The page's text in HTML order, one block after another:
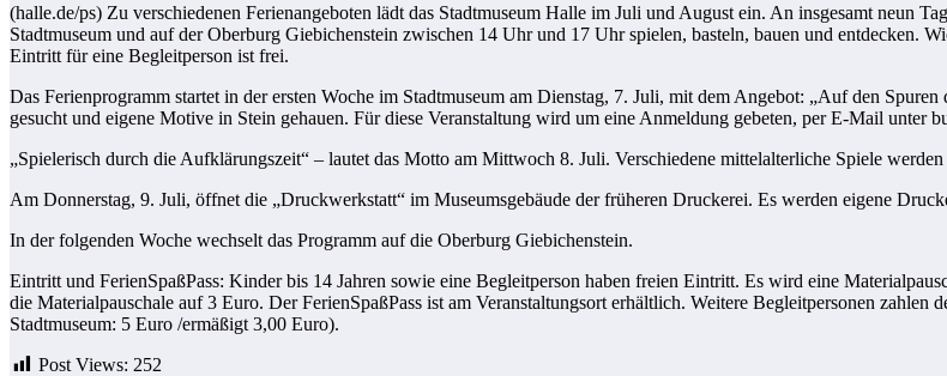
(halle.de/ps) Zu verschiedenen Ferienangeboten lädt das Stadtmuseum Halle im Juli und August ein. An insgesamt neun
Stadtmuseum und auf der Oberburg Giebichenstein zwischen 14 Uhr und 17 Uhr spielen, basteln, bauen und entdecken.
Eintritt für eine Begleitperson ist frei.
Das Ferienprogramm startet in der ersten Woche im Stadtmuseum am Dienstag, 7. Juli, mit dem Angebot: „Auf den
gesucht und eigene Motive in Stein gehauen. Für diese Veranstaltung wird um eine Anmeldung gebeten, per E-Mail unter
„Spielerisch durch die Aufklärungszeit“ – lautet das Motto am Mittwoch 8. Juli. Verschiedene mittelalterliche Spiele
Am Donnerstag, 9. Juli, öffnet die „Druckwerkstatt“ im Museumsgebäude der früheren Druckerei. Es werden eigene
In der folgenden Woche wechselt das Programm auf die Oberburg Giebichenstein.
Eintritt und FerienSpaßPass: Kinder bis 14 Jahren sowie eine Begleitperson haben freien Eintritt. Es wird eine
die Materialpauschale auf 3 Euro. Der FerienSpaßPass ist am Veranstaltungsort erhältlich. Weitere Begleitpersonen
Stadtmuseum: 5 Euro /ermäßigt 3,00 Euro).
Post Views: 252